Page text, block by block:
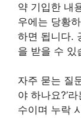
약 기입한 내
우에는 당황
하면 됩니다.
을 받을 수 있
자주 묻는 질
야 하나요?’
수이며 누락